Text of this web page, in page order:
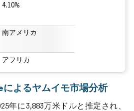
4.10%
南アメリカ
アフリカ
よるヤムイモ市場分析
年に3,883万米ドルと推定され、